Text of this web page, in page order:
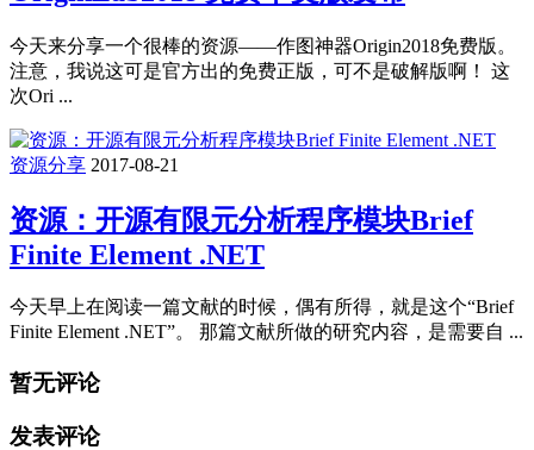
今天来分享一个很棒的资源——作图神器Origin2018免费版。
注意，我说这可是官方出的免费正版，可不是破解版啊！ 这
次Ori ...
资源分享 2017-08-21
资源：开源有限元分析程序模块Brief
Finite Element .NET
今天早上在阅读一篇文献的时候，偶有所得，就是这个“Brief
Finite Element .NET”。 那篇文献所做的研究内容，是需要自 ...
暂无评论
发表评论